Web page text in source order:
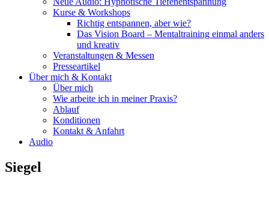
Kurse & Workshops
Richtig entspannen, aber wie?
Das Vision Board – Mentaltraining einmal anders
und kreativ
Veranstaltungen & Messen
Presseartikel
Über mich & Kontakt
Über mich
Wie arbeite ich in meiner Praxis?
Ablauf
Konditionen
Kontakt & Anfahrt
Audio
Siegel